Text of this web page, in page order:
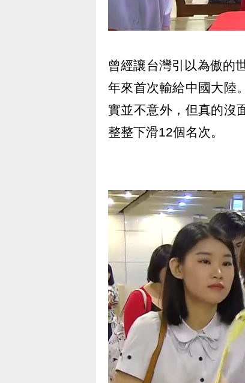
曾經讓台灣引以為傲的
年來首次輸給中國大陸
實並不意外，但真的沒
整整下滑12個名次。